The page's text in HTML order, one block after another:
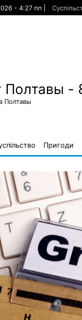
- 4:27 пп
Полтавы -
Полтавы
Пригоди